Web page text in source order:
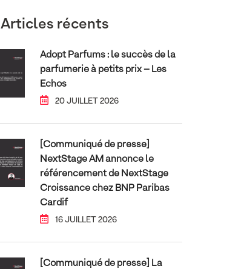
Articles récents
Adopt Parfums : le succès de la
parfumerie à petits prix – Les
Echos
20 JUILLET 2026
[Communiqué de presse]
NextStage AM annonce le
référencement de NextStage
Croissance chez BNP Paribas
Cardif
16 JUILLET 2026
[Communiqué de presse] La